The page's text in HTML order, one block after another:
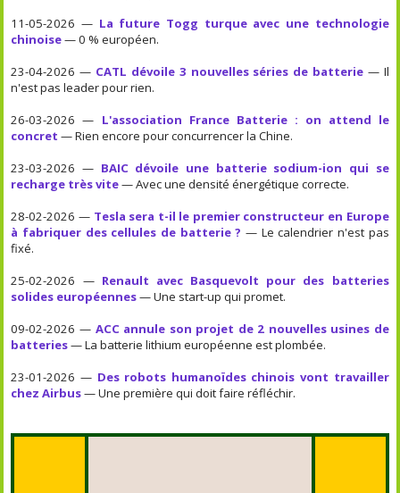
11-05-2026 — La future Togg turque avec une technologie
chinoise— 0 % européen.
23-04-2026 — CATL dévoile 3 nouvelles séries de batterie— Il
n'est pas leader pour rien.
26-03-2026 — L'association France Batterie : on attend le
concret — Rien encore pour concurrencer la Chine.
23-03-2026 — BAIC dévoile une batterie sodium-ion qui se
recharge très vite— Avec une densité énergétique correcte.
28-02-2026 — Tesla sera t-il le premier constructeur en Europe
à fabriquer des cellules de batterie ? — Le calendrier n'est pas
fixé.
25-02-2026 — Renault avec Basquevolt pour des batteries
solides européennes— Une start-up qui promet.
09-02-2026 — ACC annule son projet de 2 nouvelles usines de
batteries— La batterie lithium européenne est plombée.
23-01-2026 — Des robots humanoïdes chinois vont travailler
chez Airbus— Une première qui doit faire réfléchir.